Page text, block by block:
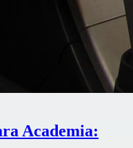
Academia: